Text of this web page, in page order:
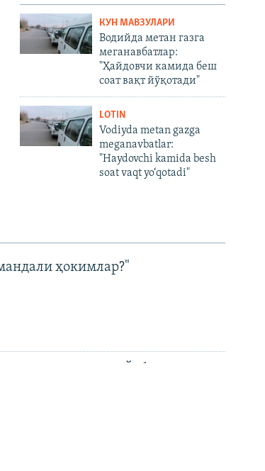
КУН МАВЗУЛАРИ
Водийда метан газга
меганавбатлар:
"Ҳайдовчи камида беш
соат вақт йўқотади"
LOTIN
Vodiyda metan gazga
meganavbatlar:
"Haydovchi kamida besh
soat vaqt yo‘qotadi"
ҳокимлар?"